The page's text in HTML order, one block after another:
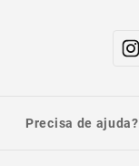
Precisa de ajuda?